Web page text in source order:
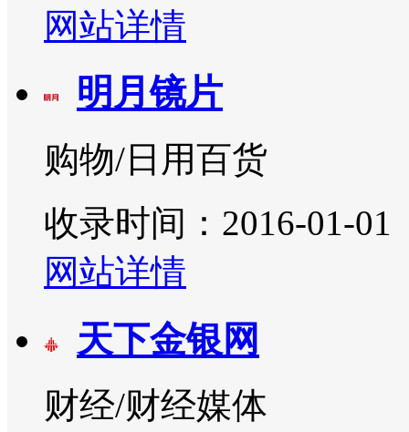
网站详情
明月镜片
购物/日用百货
收录时间：2016-01-01
网站详情
天下金银网
财经/财经媒体